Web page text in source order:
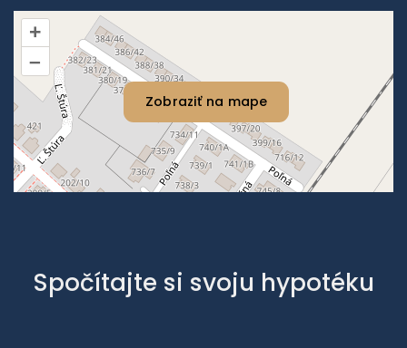
Zobraziť na mape
+
–
Spočítajte si svoju hypotéku